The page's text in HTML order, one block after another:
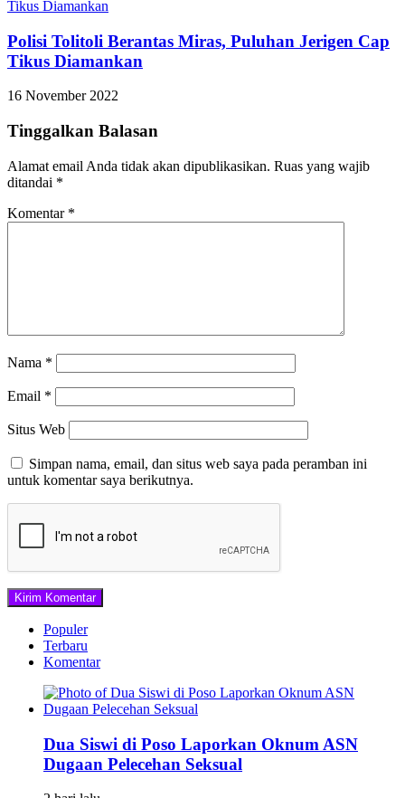
Polisi Tolitoli Berantas Miras, Puluhan Jerigen Cap
Tikus Diamankan
16 November 2022
Tinggalkan Balasan
Alamat email Anda tidak akan dipublikasikan. Ruas yang wajib
ditandai *
Komentar *
Nama *
Email *
Situs Web
Simpan nama, email, dan situs web saya pada peramban ini
untuk komentar saya berikutnya.
Populer
Terbaru
Komentar
Dua Siswi di Poso Laporkan Oknum ASN
Dugaan Pelecehan Seksual